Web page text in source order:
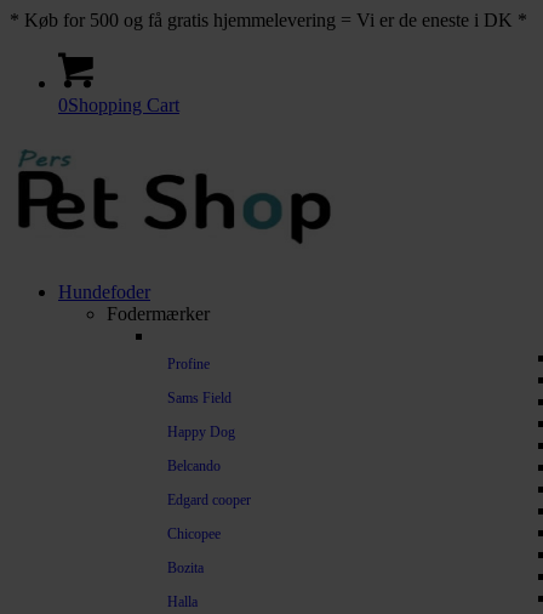
* Køb for 500 og få gratis hjemmelevering = Vi er de eneste i DK *
0Shopping Cart
Hundefoder
Fodermærker
Profine
Sams Field
Happy Dog
Belcando
Edgard cooper
Chicopee
Bozita
Halla